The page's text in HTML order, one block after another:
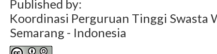
Published by:
Koordinasi Perguruan Tinggi Swasta
Semarang - Indonesia